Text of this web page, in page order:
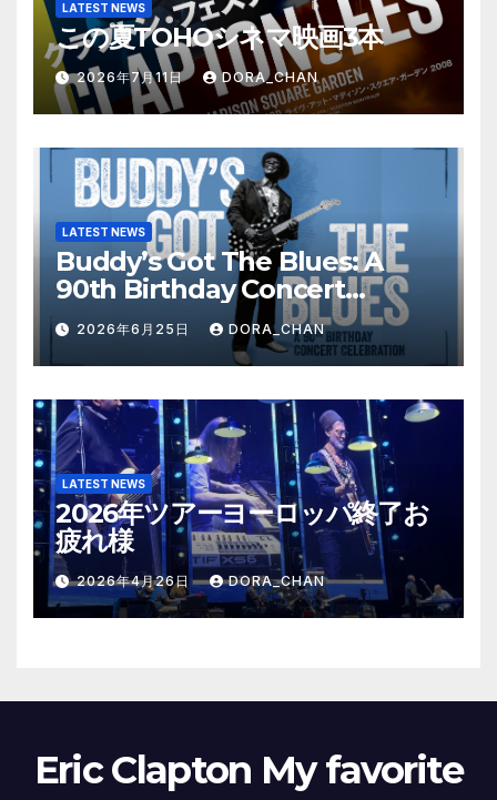
LATEST NEWS
この夏TOHOシネマ映画3本
2026年7月11日 DORA_CHAN
LATEST NEWS
Buddy’s Got The Blues: A
90th Birthday Concert
Celebration
2026年6月25日 DORA_CHAN
LATEST NEWS
2026年ツアーヨーロッパ終了お
疲れ様
2026年4月26日 DORA_CHAN
Eric Clapton My favorite